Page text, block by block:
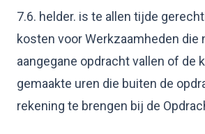
7.6. helder. is te allen tijde
kosten voor Werkzaamheden die
aangegane opdracht vallen of de
gemaakte uren die buiten de
rekening te brengen bij de